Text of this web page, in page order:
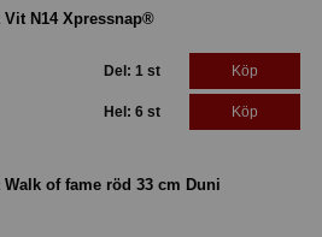
Vit N14 Xpressnap®
Del: 1 st Köp
Hel: 6 st Köp
Walk of fame röd 33 cm Duni